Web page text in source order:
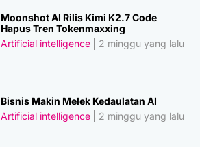
Moonshot AI Rilis Kimi K2.7 Code
Hapus Tren Tokenmaxxing
Artificial intelligence
2 minggu yang lalu
Bisnis Makin Melek Kedaulatan AI
Artificial intelligence
2 minggu yang lalu